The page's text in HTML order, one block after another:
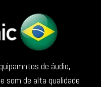
de áudio,
som de alta qualidade